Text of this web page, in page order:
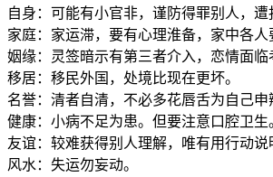
自身：可能有小官非，谨防得罪别人，遭
家庭：家运滞，要有心理淮备，家中各人
姻缘：灵签暗示有第三者介入，恋情面临
移居：移民外国，处境比现在更坏。
名誉：清者自清，不必多花唇舌为自己申
健康：小病不足为患。但要注意口腔卫生
友谊：较难获得别人理解，唯有用行动说
风水：失运勿妄动。